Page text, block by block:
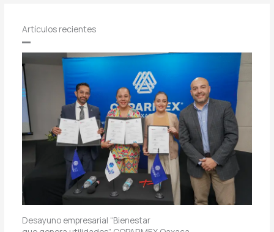
Artículos recientes
Desayuno empresarial “Bienestar